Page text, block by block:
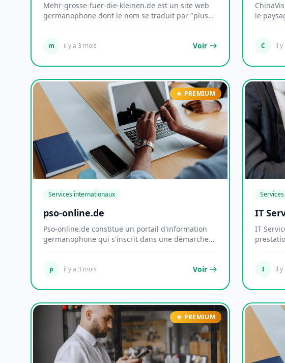
Mehr-grosse-fuer-die-kleinen.de est un site web
germanophone dont le nom se traduit par "plus
m il y a 3 mois Voir
le
C il y
PREMIUM
Services internationaux
pso-online.de
Pso-online.de constitue un portail d'information
germanophone qui s'inscrit dans une démarche
p il y a 3 mois Voir
IT
IT
I il y
PREMIUM